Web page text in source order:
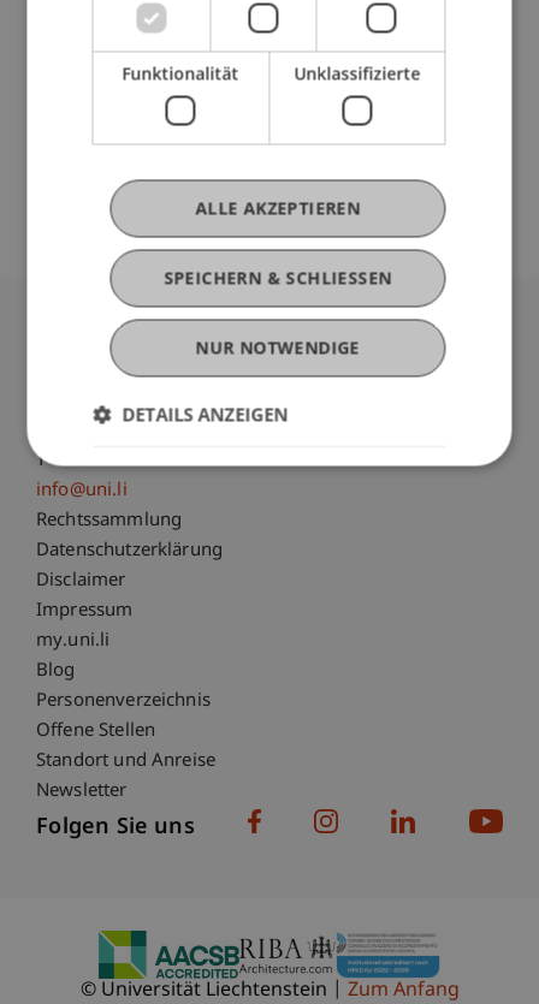
Fachzeitschrift (1)
Präsentation auf wissenschaftlicher
Konferenz (1)
Universität Liechtenstein
Fürst-Franz-Josef-Strasse
9490 Vaduz
Liechtenstein
T +423 265 11 11
info@uni.li
Fußzeile Rechtliche Hinweise
Rechtssammlung
Datenschutzerklärung
Disclaimer
Impressum
Fußzeile Subdomain-Verzeichnis
my.uni.li
Blog
Personenverzeichnis
Offene Stellen
Standort und Anreise
Newsletter
Folgen Sie uns
© Universität Liechtenstein Zum Anfang
Funktionalität Unklassifizierte
SPEICHERN & SCHLIESSEN
ALLE AKZEPTIEREN
NUR NOTWENDIGE
DETAILS ANZEIGEN